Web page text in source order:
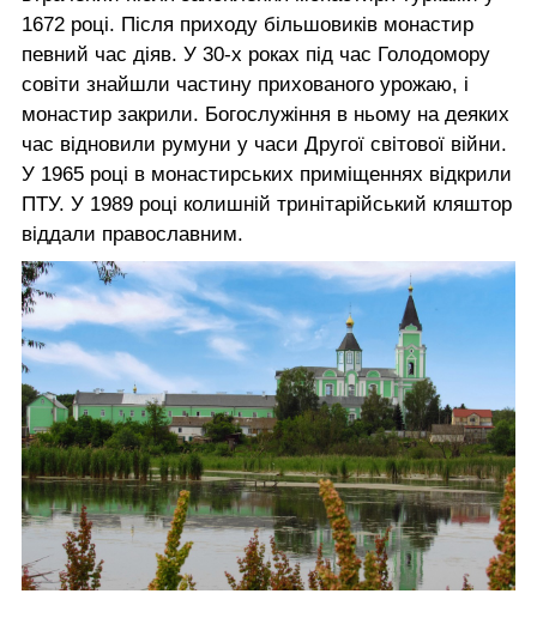
1672 році. Після приходу більшовиків монастир
певний час діяв. У 30-х роках під час Голодомору
совіти знайшли частину прихованого урожаю, і
монастир закрили. Богослужіння в ньому на деяких
час відновили румуни у часи Другої світової війни.
У 1965 році в монастирських приміщеннях відкрили
ПТУ. У 1989 році колишній тринітарійський кляштор
віддали православним.